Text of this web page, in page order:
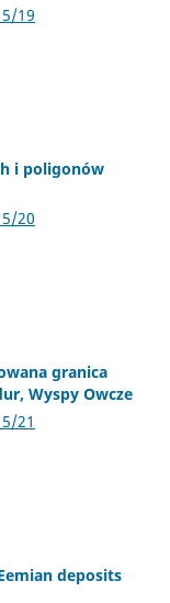
19
i poligonów
20
granica
Wyspy Owcze
21
deposits